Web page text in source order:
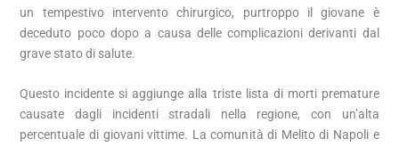
un tempestivo intervento chirurgico, purtroppo il giovane è
deceduto poco dopo a causa delle complicazioni derivanti dal
grave stato di salute.
Questo incidente si aggiunge alla triste lista di morti premature
causate dagli incidenti stradali nella regione, con un’alta
percentuale di giovani vittime. La comunità di Melito di Napoli e